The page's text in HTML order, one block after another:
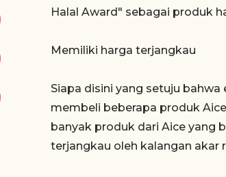
Halal Award" sebagai produk
Memiliki harga terjangkau
Siapa disini yang setuju
membeli beberapa produk
banyak produk dari Aice yang
terjangkau oleh kalangan akar